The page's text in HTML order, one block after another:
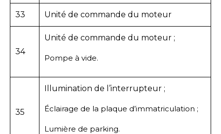
33 Unité de commande du moteur
34
Unité de commande du moteur ;
Pompe à vide.
35
Illumination de l’interrupteur ;
Éclairage de la plaque d’immatriculation ;
Lumière de parking.